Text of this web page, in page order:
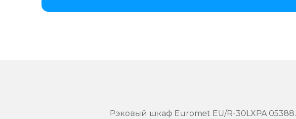
Рэковый шкаф Euromet EU/R-30LXPA 05388.